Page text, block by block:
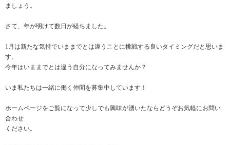
ましょう。
さて、年が明けて数日が経ちました。
1月は新たな気持でいままでとは違うことに挑戦する良いタイミングだと思いま
す。
今年はいままでとは違う自分になってみませんか？
いま私たちは一緒に働く仲間を募集中しています！
ホームページをご覧になって少しでも興味が湧いたならどうぞお気軽にお問い
合わせ
ください。